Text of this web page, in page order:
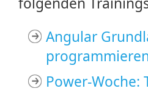
Angular
Power-Woche: